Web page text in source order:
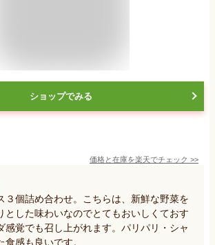
ショップでみる
価格と在庫を楽天でチェック >>
３個詰め合わせ。こちらは、新鮮な野菜を
とした味わいなのでとてもおいしくておす
感覚でも召し上がれます。パリパリ・シャ
感も良いです。